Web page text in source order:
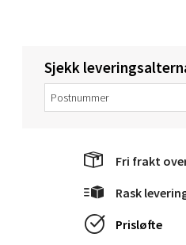
Sjekk
Fri frakt
Rask
Prisløfte
Narvik - Thon
Åpent i dag 10-18